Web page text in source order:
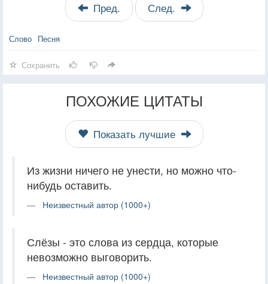
Пред. След.
Слово Песня
Сохранить
ПОХОЖИЕ ЦИТАТЫ
Показать лучшие
Из жизни ничего не унести, но можно что-
нибудь оставить.
Неизвестный автор (1000+)
Слёзы - это слова из сердца, которые
невозможно выговорить.
Неизвестный автор (1000+)